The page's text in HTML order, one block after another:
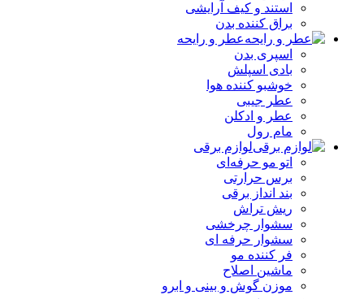
استند و کیف آرایشی
براق کننده بدن
عطر و رایحه
اسپری بدن
بادی اسپلش
خوشبو کننده هوا
عطر جیبی
عطر و ادکلن
مام رول
لوازم برقی
اتو مو حرفه‌ای
برس حرارتی
بند انداز برقی
ریش تراش
سشوار چرخشی
سشوار حرفه ای
فر کننده‌ مو
ماشین اصلاح
موزن گوش و بینی و ابرو